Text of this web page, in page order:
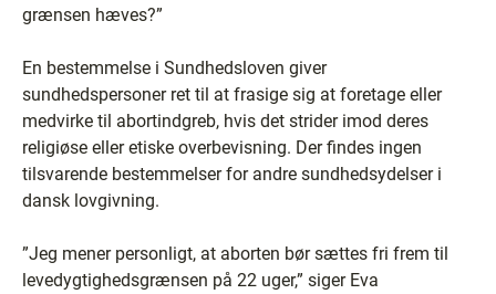
grænsen hæves?”
En bestemmelse i Sundhedsloven giver
sundhedspersoner ret til at frasige sig at foretage eller
medvirke til abortindgreb, hvis det strider imod deres
religiøse eller etiske overbevisning. Der findes ingen
tilsvarende bestemmelser for andre sundhedsydelser i
dansk lovgivning.
”Jeg mener personligt, at aborten bør sættes fri frem til
levedygtighedsgrænsen på 22 uger,” siger Eva